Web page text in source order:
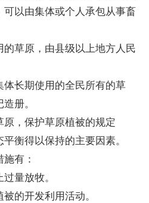
以由集体或个人承包从事畜
草原，由县级以上地方人民
长期使用的全民所有的草
册。
，保护草原植被的规定
得以保持的主要因素。
有：
量放牧。
的开发利用活动。